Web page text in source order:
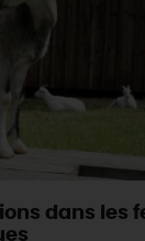
dans les